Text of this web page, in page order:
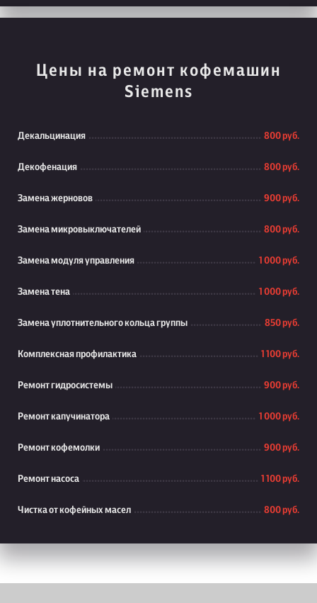
Цены на ремонт кофемашин
Siemens
Декальцинация 800 руб.
Декофенация 800 руб.
Замена жерновов 900 руб.
Замена микровыключателей 800 руб.
Замена модуля управления 1 000 руб.
Замена тена 1 000 руб.
Замена уплотнительного кольца группы 850 руб.
Комплексная профилактика 1 100 руб.
Ремонт гидросистемы 900 руб.
Ремонт капучинатора 1 000 руб.
Ремонт кофемолки 900 руб.
Ремонт насоса 1 100 руб.
Чистка от кофейных масел 800 руб.